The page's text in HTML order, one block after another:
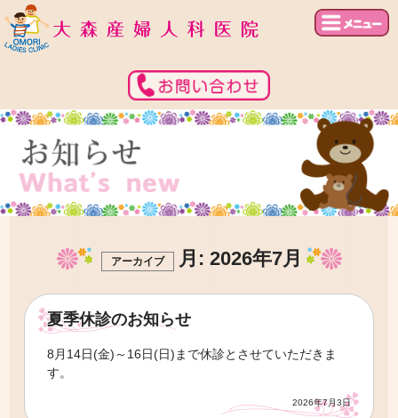
アーカイブ 月: 2026年7月
夏季休診のお知らせ
8月14日(金)～16日(日)まで休診とさせていただきま
す。
2026年7月3日